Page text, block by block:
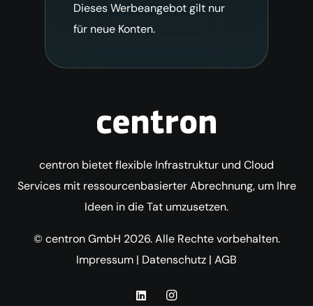
Dieses Werbeangebot gilt nur
für neue Konten.
centron bietet flexible Infrastruktur und Cloud
Services mit ressourcenbasierter Abrechnung, um Ihre
Ideen in die Tat umzusetzen.
© centron GmbH 2026. Alle Rechte vorbehalten.
Impressum | Datenschutz | AGB